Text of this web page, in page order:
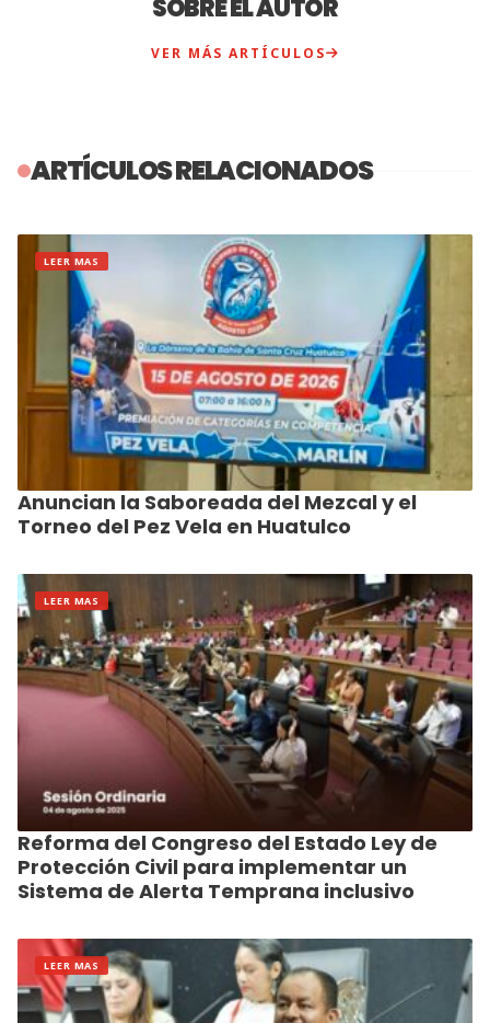
SOBRE EL AUTOR
VER MÁS ARTÍCULOS
ARTÍCULOS RELACIONADOS
LEER MAS
Anuncian la Saboreada del Mezcal y el
Torneo del Pez Vela en Huatulco
LEER MAS
Reforma del Congreso del Estado Ley de
Protección Civil para implementar un
Sistema de Alerta Temprana inclusivo
LEER MAS